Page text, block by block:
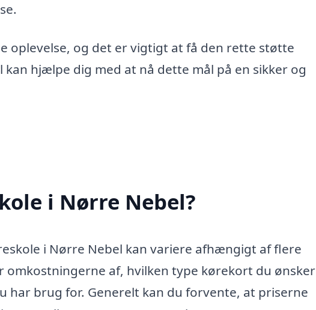
oplevelse, og det er vigtigt at få den rette støtte
hjælpe dig med at nå dette mål på en sikker og
i Nørre Nebel?
i Nørre Nebel kan variere afhængigt af flere
af, hvilken type kørekort du ønsker
har brug for. Generelt kan du forvente, at priserne